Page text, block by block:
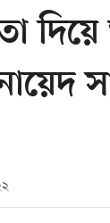
দিয়ে